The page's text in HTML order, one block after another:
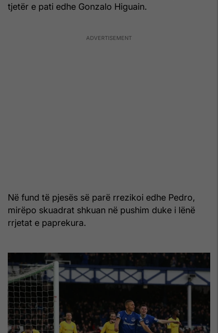
tjetër e pati edhe Gonzalo Higuain.
Në fund të pjesës së parë rrezikoi edhe Pedro,
mirëpo skuadrat shkuan në pushim duke i lënë
rrjetat e paprekura.